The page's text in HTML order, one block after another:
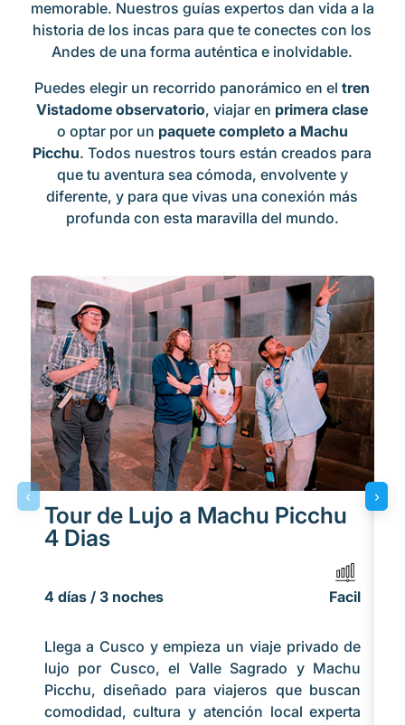
memorable. Nuestros guías expertos dan vida a la
historia de los incas para que te conectes con los
Andes de una forma auténtica e inolvidable.
Puedes elegir un recorrido panorámico en eltren
Vistadome observatorio, viajar en primera clase
o optar por un paquete completo a Machu
Picchu. Todos nuestros tours están creados para
que tu aventura sea cómoda, envolvente y
diferente, y para que vivas una conexión más
profunda con esta maravilla del mundo.
Tour de Lujo a Machu Picchu
4 Dias
4 días / 3 noches Facil
Llega a Cusco y empieza un viaje privado de
lujo por Cusco, el Valle Sagrado y Machu
Picchu, diseñado para viajeros que buscan
comodidad, cultura y atención local experta
‹ ›